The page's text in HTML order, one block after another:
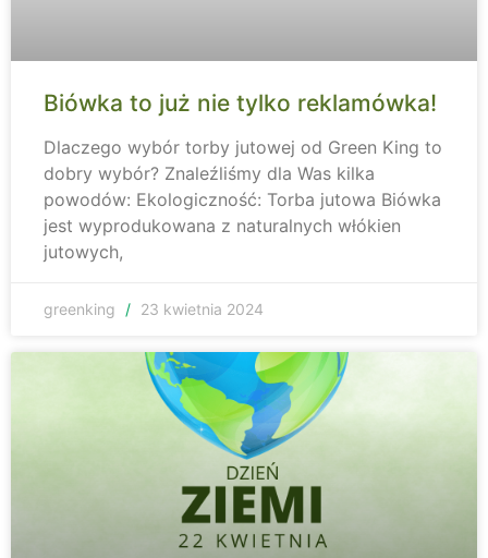
Biówka to już nie tylko reklamówka!
Dlaczego wybór torby jutowej od Green King to
dobry wybór? Znaleźliśmy dla Was kilka
powodów: Ekologiczność: Torba jutowa Biówka
jest wyprodukowana z naturalnych włókien
jutowych,
greenking 23 kwietnia 2024